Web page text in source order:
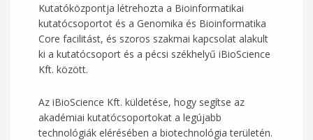
Kutatóközpontja létrehozta a Bioinformatikai
kutatócsoportot és a Genomika és Bioinformatika
Core facilitást, és szoros szakmai kapcsolat alakult
ki a kutatócsoport és a pécsi székhelyű iBioScience
Kft. között.
Az iBioScience Kft. küldetése, hogy segítse az
akadémiai kutatócsoportokat a legújabb
technológiák elérésében a biotechnológia területén.